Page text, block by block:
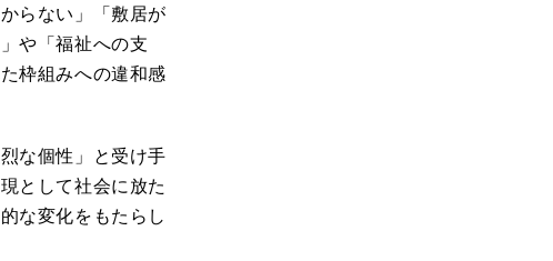
らない」「敷居が
や「福祉への支
枠組みへの違和感
な個性」と受け手
として社会に放た
な変化をもたらし